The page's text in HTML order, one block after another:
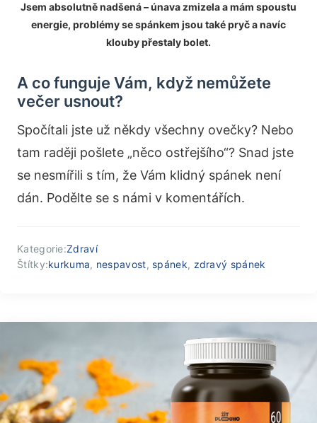
Jsem absolutně nadšená – únava zmizela a mám spoustu
energie, problémy se spánkem jsou také pryč a navíc
klouby přestaly bolet.
A co funguje Vám, když nemůžete
večer usnout?
Spočítali jste už někdy všechny ovečky? Nebo
tam raději pošlete „něco ostřejšího“? Snad jste
se nesmířili s tím, že Vám klidný spánek není
dán. Podělte se s námi v komentářích.
Kategorie:Zdraví
Štítky:kurkuma, nespavost, spánek, zdravý spánek